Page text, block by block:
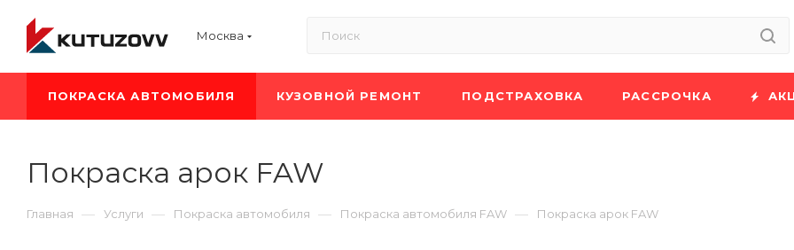
Москва
ПОКРАСКА АВТОМОБИЛЯ КУЗОВНОЙ РЕМОНТ ПОДСТРАХОВКА РАССРОЧКА
Покраска арок FAW
Главная — Услуги — Покраска автомобиля — Покраска автомобиля FAW — Покраска арок FAW